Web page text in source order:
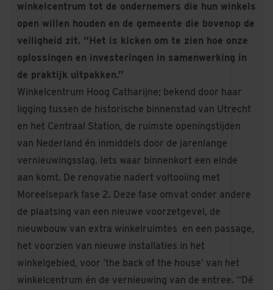
winkelcentrum tot de ondernemers die hun winkels
open willen houden en de gemeente die bovenop de
veiligheid zit. “Het is kicken om te zien hoe onze
oplossingen en investeringen in samenwerking in
de praktijk uitpakken.”
Winkelcentrum Hoog Catharijne; bekend door haar
ligging tussen de historische binnenstad van Utrecht
en het Centraal Station, de ruimste openingstijden
van Nederland én inmiddels door de jarenlange
vernieuwingsslag. Iets waar binnenkort een einde
aan komt. De renovatie nadert voltooiing met
Moreelsepark fase 2. Deze fase omvat onder andere
de plaatsing van een nieuwe voorzetgevel, de
nieuwbouw van extra winkelruimtes en een passage,
het voorzien van nieuwe installaties in het
winkelgebied, voor ‘the back of the house’ van het
winkelcentrum én de vernieuwing van de entree. “Dé